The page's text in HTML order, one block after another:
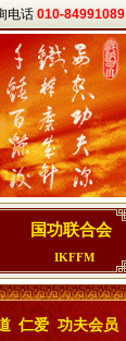
电话 010-84991089
国功联合会
IKFFM
仁爱 功夫会员